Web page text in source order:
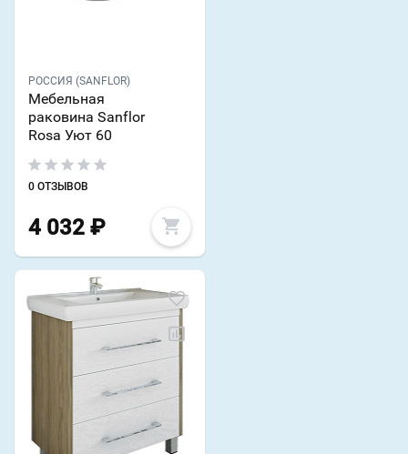
РОССИЯ (SANFLOR)
Мебельная
раковина Sanflor
Rosa Уют 60
0 ОТЗЫВОВ
4 032 ₽